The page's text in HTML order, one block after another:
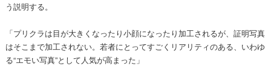
う説明する。
「プリクラは目が大きくなったり小顔になったり加工されるが、証明写真
はそこまで加工されない。若者にとってすごくリアリティのある、いわゆ
る“エモい写真”として人気が高まった」